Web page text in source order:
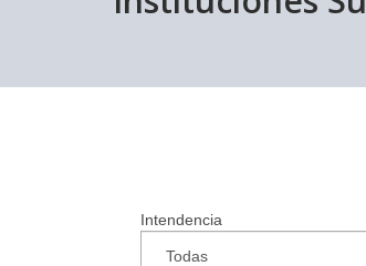
Intendencia